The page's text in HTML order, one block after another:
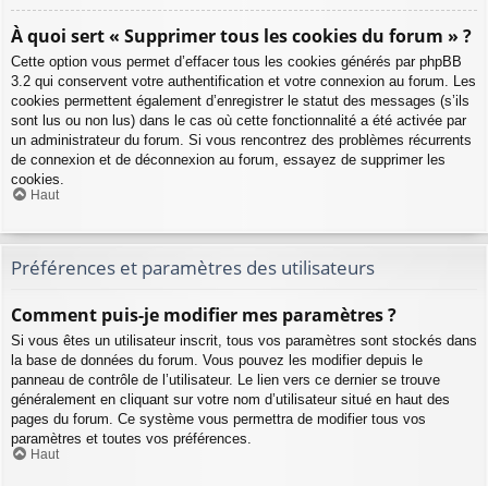
À quoi sert « Supprimer tous les cookies du forum » ?
Cette option vous permet d’effacer tous les cookies générés par phpBB
3.2 qui conservent votre authentification et votre connexion au forum. Les
cookies permettent également d’enregistrer le statut des messages (s’ils
sont lus ou non lus) dans le cas où cette fonctionnalité a été activée par
un administrateur du forum. Si vous rencontrez des problèmes récurrents
de connexion et de déconnexion au forum, essayez de supprimer les
cookies.
Haut
Préférences et paramètres des utilisateurs
Comment puis-je modifier mes paramètres ?
Si vous êtes un utilisateur inscrit, tous vos paramètres sont stockés dans
la base de données du forum. Vous pouvez les modifier depuis le
panneau de contrôle de l’utilisateur. Le lien vers ce dernier se trouve
généralement en cliquant sur votre nom d’utilisateur situé en haut des
pages du forum. Ce système vous permettra de modifier tous vos
paramètres et toutes vos préférences.
Haut